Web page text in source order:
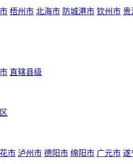
梧州市 北海市 防城港市 钦州市 贵
直辖县级
市 泸州市 德阳市 绵阳市 广元市 遂